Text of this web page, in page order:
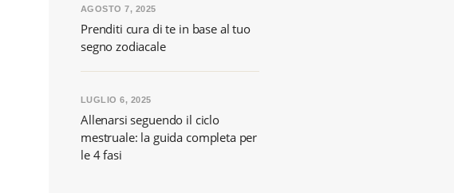
Prenditi cura di te in base al tuo
segno zodiacale
AGOSTO 7, 2025
Allenarsi seguendo il ciclo
mestruale: la guida completa per
le 4 fasi
LUGLIO 6, 2025